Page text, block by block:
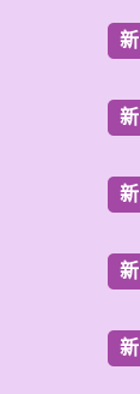
新
新
新
新
新